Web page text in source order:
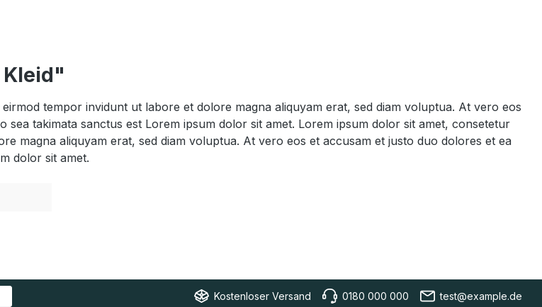
tempor invidunt ut labore et dolore magna aliquyam erat, sed diam voluptua. At vero eos
takimata sanctus est Lorem ipsum dolor sit amet. Lorem ipsum dolor sit amet, consetetur
magna aliquyam erat, sed diam voluptua. At vero eos et accusam et justo duo dolores et ea
dolor sit amet.
Kostenloser Versand 0180 000 000 test@example.de